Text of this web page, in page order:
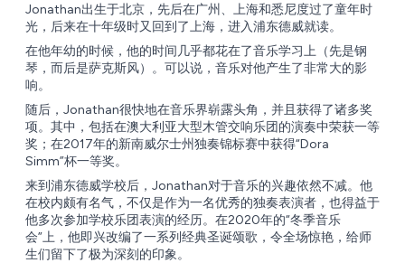
Jonathan出生于北京，先后在广州、上海和悉尼度过了童年时
光，后来在十年级时又回到了上海，进入浦东德威就读。
在他年幼的时候，他的时间几乎都花在了音乐学习上（先是钢
琴，而后是萨克斯风）。可以说，音乐对他产生了非常大的影
响。
随后，Jonathan很快地在音乐界崭露头角，并且获得了诸多奖
项。其中，包括在澳大利亚大型木管交响乐团的演奏中荣获一等
奖；在2017年的新南威尔士州独奏锦标赛中获得“Dora
Simm”杯一等奖。
来到浦东德威学校后，Jonathan对于音乐的兴趣依然不减。他
在校内颇有名气，不仅是作为一名优秀的独奏表演者，也得益于
他多次参加学校乐团表演的经历。在2020年的“冬季音乐
会”上，他即兴改编了一系列经典圣诞颂歌，令全场惊艳，给师
生们留下了极为深刻的印象。